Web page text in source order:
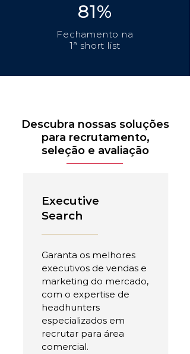
81%
Fechamento na
1ª short list
Descubra nossas soluções
para recrutamento,
seleção e avaliação
Executive
Search
Garanta os melhores
executivos de vendas e
marketing do mercado,
com o expertise de
headhunters
especializados em
recrutar para área
comercial.